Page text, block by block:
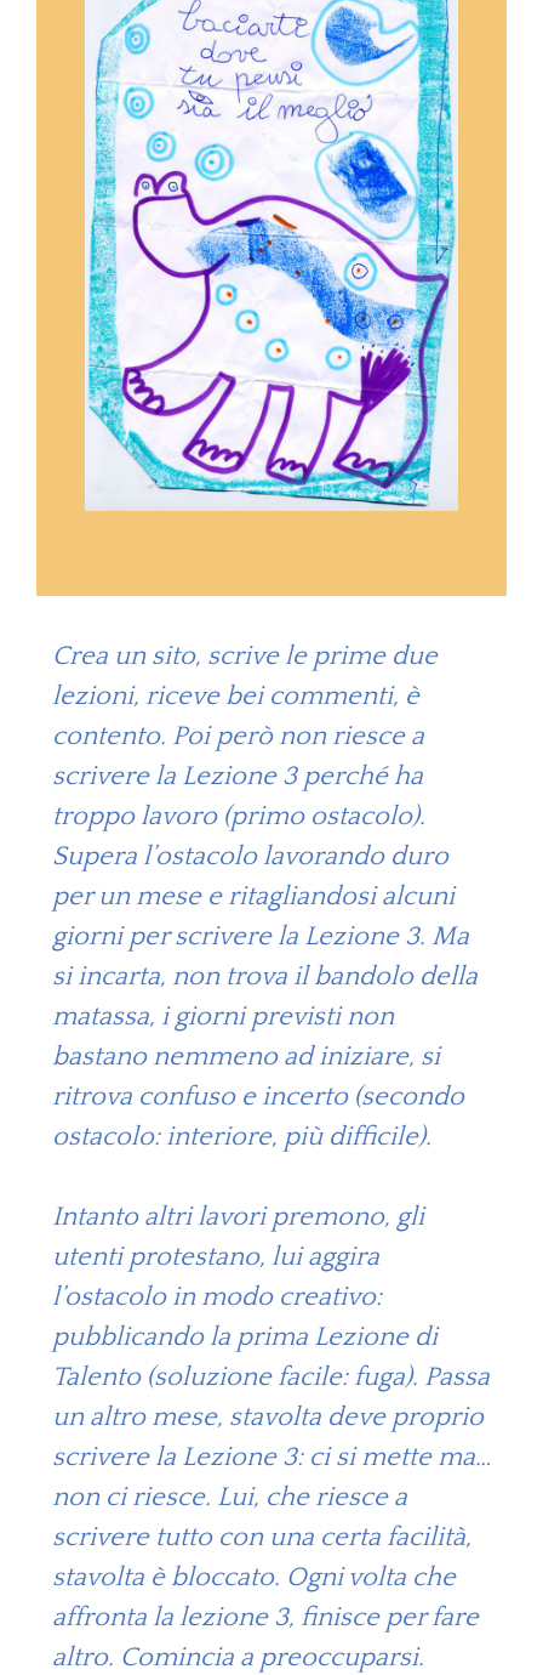
Crea un sito, scrive le prime due
lezioni, riceve bei commenti, è
contento. Poi però non riesce a
scrivere la Lezione 3 perché ha
troppo lavoro (primo ostacolo).
Supera l’ostacolo lavorando duro
per un mese e ritagliandosi alcuni
giorni per scrivere la Lezione 3. Ma
si incarta, non trova il bandolo della
matassa, i giorni previsti non
bastano nemmeno ad iniziare, si
ritrova confuso e incerto (secondo
ostacolo: interiore, più difficile).
Intanto altri lavori premono, gli
utenti protestano, lui aggira
l’ostacolo in modo creativo:
pubblicando la prima Lezione di
Talento (soluzione facile: fuga). Passa
un altro mese, stavolta deve proprio
scrivere la Lezione 3: ci si mette ma…
non ci riesce. Lui, che riesce a
scrivere tutto con una certa facilità,
stavolta è bloccato. Ogni volta che
affronta la lezione 3, finisce per fare
altro. Comincia a preoccuparsi.